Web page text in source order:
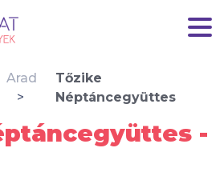
Arad
Tőzike
Néptáncegyüttes
-